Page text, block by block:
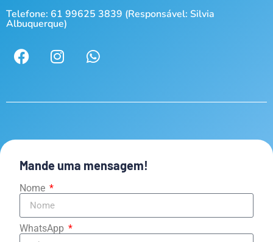
Telefone: 61 99625 3839 (Responsável: Silvia
Albuquerque)
Mande uma mensagem!
Nome
WhatsApp